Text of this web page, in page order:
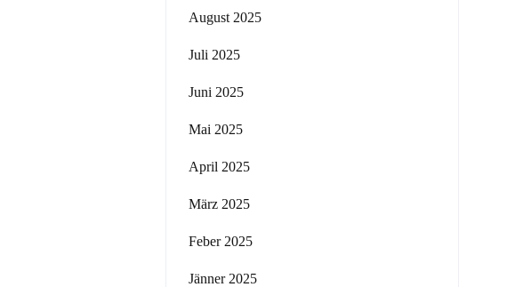
August 2025
Juli 2025
Juni 2025
Mai 2025
April 2025
März 2025
Feber 2025
Jänner 2025